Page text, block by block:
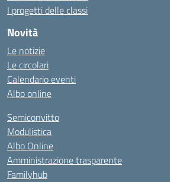
I progetti delle classi
Novità
Le notizie
Le circolari
Calendario eventi
Albo online
Semiconvitto
Modulistica
Albo Online
Amministrazione trasparente
Familyhub